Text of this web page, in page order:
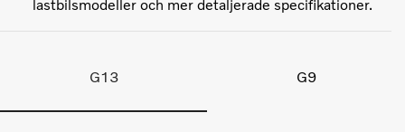
lastbilsmodeller och mer detaljerade specifikationer.
G13 G9